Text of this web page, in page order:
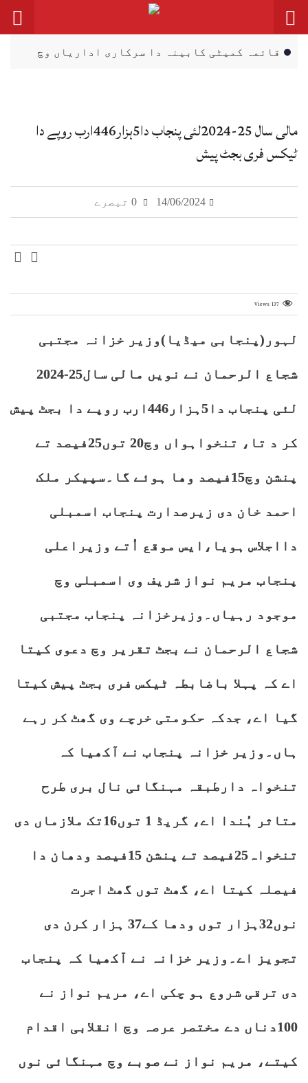
قائمہ کمیٹی کابینہ دا سرکاری اداریاں وچ
سینیٹ کمیٹی دا کے پی ٹینڈرنگ بے قاعدگیاں
اتے نوٹس، انکوائری دی ہدایت
میٹرک نتایج دا اعلان، لاہور بورڈ دے 64.53
فیصدی طالب علم پاس
مالی سال 25-2024لئی پنجاب دا5ہزار446ارب روپے دا
ٹیکس فری بجٹ پیش
14/06/2024
Views 137
لہور(پنجابی میڈیا)وزیر خزانہ مجتبی
شجاع الرحمان نے نویں مالی سال25-2024
لئی پنجاب دا5ہزار446ارب روپے دا بجٹ پیش
کر د تا، تنخواہواں وچ20 توں25فیصد تے
پنشن وچ15فیصد وھا ہوئے گا۔سپیکر ملک
احمد خان دی زیرصدارت پنجاب اسمبلی
دااجلاس ہویا،ایس موقع اُتے وزیراعلی
پنجاب مریم نواز شریف وی اسمبلی وچ
موجود رہیاں۔وزیرخزانہ پنجاب مجتبی
شجاع الرحمان نے بجٹ تقریر وچ دعوی کیتا
اے کہ پہلا باضابطہ ٹیکس فری بجٹ پیش کیتا
گیا اے، جدکہ حکومتی خرچے وی گھٹ کر رہے
ہاں۔وزیر خزانہ پنجاب نے آکھیا کہ
تنخواہ دارطبقہ مہنگائی نال بری طرح
متاثر ہُندا اے، گریڈ 1 توں16تک ملازماں دی
تنخواہ25فیصد تے پنشن 15فیصد ودھان دا
فیصلہ کیتا اے، گھٹ توں گھٹ اجرت
نوں32ہزار توں ودھا کے37 ہزار کرن دی
تجویز اے۔وزیر خزانہ نے آکھیا کہ پنجاب
دی ترقی شروع ہو چکی اے، مریم نواز نے
100دناں دے مختصر عرصہ وچ انقلابی اقدام
کیتے، مریم نواز نے صوبے وچ مہنگائی نوں